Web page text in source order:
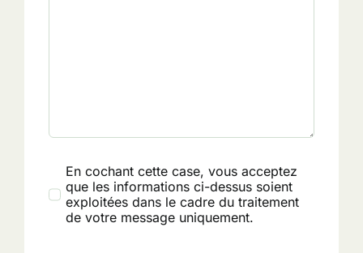
En cochant cette case, vous acceptez
que les informations ci-dessus soient
exploitées dans le cadre du traitement
de votre message uniquement.